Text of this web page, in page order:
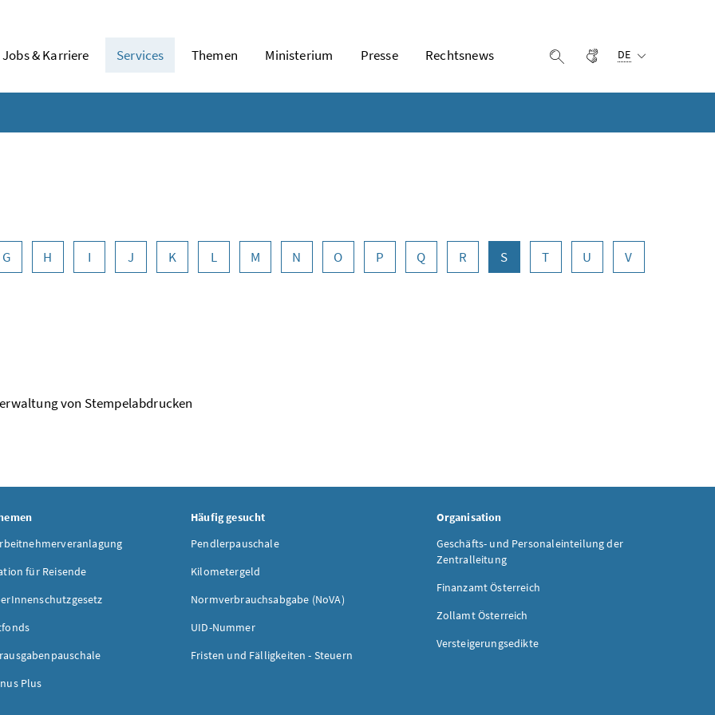
Jobs & Karriere Services Themen Ministerium Presse Rechtsnews Suche einblenden
Gebärdensprache
DE
G H I J K L M N O P Q R S T U V
von Stempelabdrucken
für Reisende
Plus
Häufig gesucht
Pendlerpauschale
Kilometergeld
Normverbrauchsabgabe (NoVA)
UID-Nummer
Fristen und Fälligkeiten - Steuern
Organisation
Geschäfts- und Personaleinteilung der
Zentralleitung
Finanzamt Österreich
Zollamt Österreich
Versteigerungsedikte